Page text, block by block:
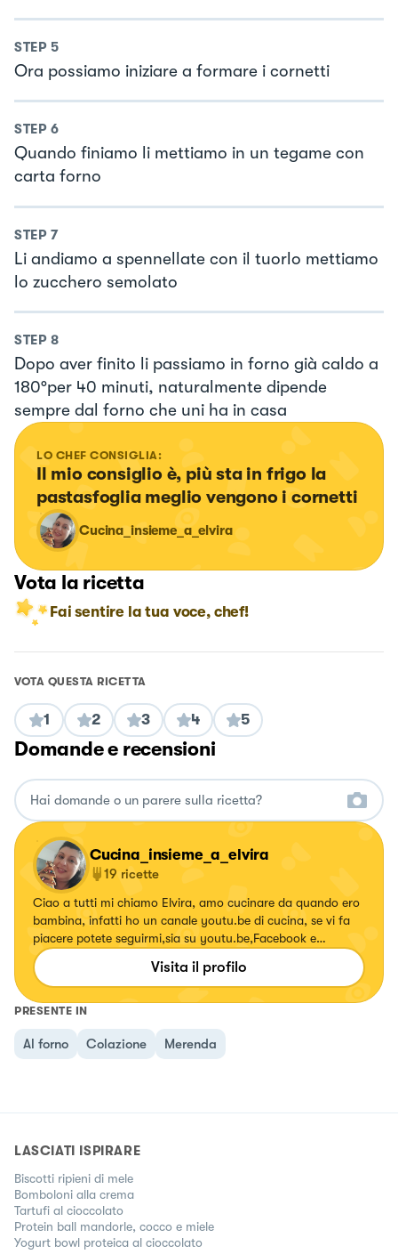
STEP 5
Ora possiamo iniziare a formare i cornetti
STEP 6
Quando finiamo li mettiamo in un tegame con
carta forno
STEP 7
Li andiamo a spennellate con il tuorlo mettiamo
lo zucchero semolato
STEP 8
Dopo aver finito li passiamo in forno già caldo a
180°per 40 minuti, naturalmente dipende
sempre dal forno che uni ha in casa
LO CHEF CONSIGLIA:
Il mio consiglio è, più sta in frigo la
pastasfoglia meglio vengono i cornetti
Cucina_insieme_a_elvira
Vota la ricetta
Fai sentire la tua voce, chef!
VOTA QUESTA RICETTA
1 2 3 4 5
Domande e recensioni
Cucina_insieme_a_elvira
19 ricette
Ciao a tutti mi chiamo Elvira, amo cucinare da quando ero
bambina, infatti ho un canale youtu.be di cucina, se vi fa
piacere potete seguirmi,sia su youtu.be,Facebook e
istagram, grazie mille a tutti,spero che le mie ricette vi
piacciono grazie mille a tutti 😍#cucinainsiemeaelvira
Visita il profilo
PRESENTE IN
Al forno Colazione Merenda
LASCIATI ISPIRARE
Biscotti ripieni di mele
Bomboloni alla crema
Tartufi al cioccolato
Protein ball mandorle, cocco e miele
Yogurt bowl proteica al cioccolato